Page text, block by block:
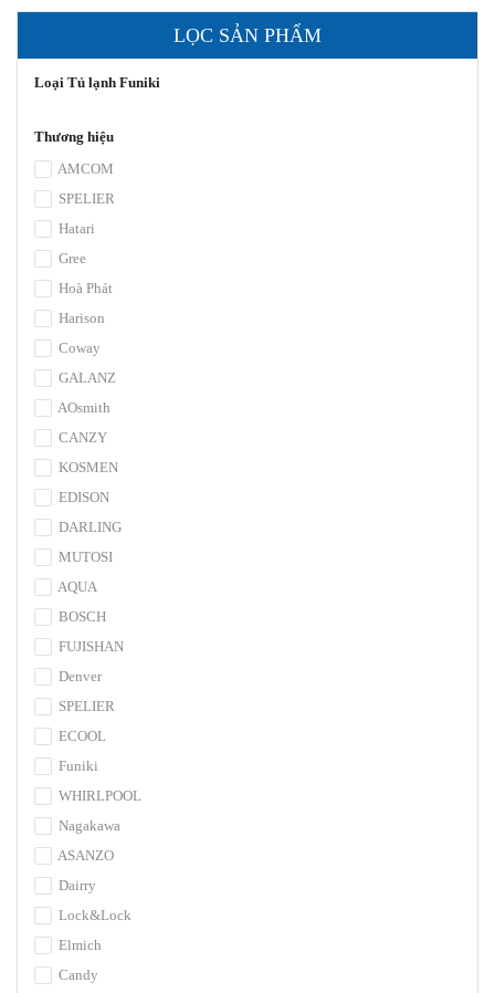
LỌC SẢN PHẨM
Loại Tủ lạnh Funiki
Thương hiệu
AMCOM
SPELIER
Hatari
Gree
Hoà Phát
Harison
Coway
GALANZ
AOsmith
CANZY
KOSMEN
EDISON
DARLING
MUTOSI
AQUA
BOSCH
FUJISHAN
Denver
SPELIER
ECOOL
Funiki
WHIRLPOOL
Nagakawa
ASANZO
Dairry
Lock&Lock
Elmich
Candy